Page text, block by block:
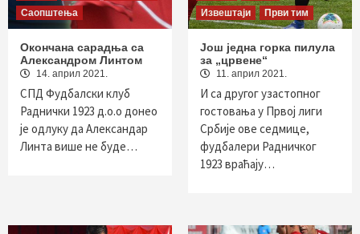
Саопштења
Окончана сарадња са
Александром Линтом
14. април 2021.
СПД Фудбалски клуб
Раднички 1923 д.о.о донео
је одлуку да Александар
Линта више не буде…
Извештаји
Први тим
Још једна горка пилула
за „црвене“
11. април 2021.
И са другог узастопног
гостовања у Првој лиги
Србије ове седмице,
фудбалери Радничког
1923 враћају…